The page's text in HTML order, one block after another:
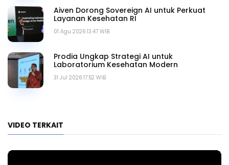
01 Agu 2026 13.47 WIB
Aiven Dorong Sovereign AI untuk Perkuat
Layanan Kesehatan RI
31 Jul 2026 17.52 WIB
Prodia Ungkap Strategi AI untuk
Laboratorium Kesehatan Modern
VIDEO TERKAIT